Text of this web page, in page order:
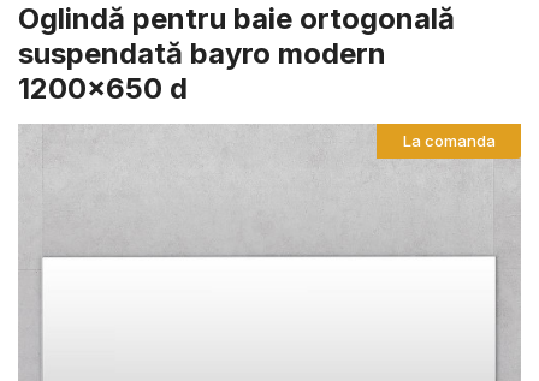
Oglindă pentru baie ortogonală
suspendată bayro modern
1200x650 d
La comanda